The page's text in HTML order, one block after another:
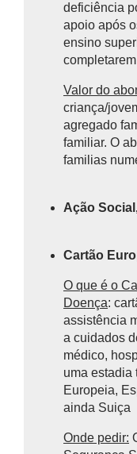
deficiência
apoio após
ensino
Valor do
criança/
agregado
familiar. O
familias
Ação
Cartão
O que é o
Doença:
assistência
a cuidados
médico,
uma estadia
Europeia,
ainda Suiça
Onde pedir: